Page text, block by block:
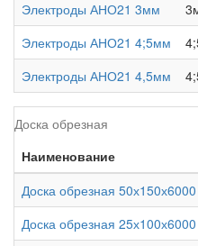
Электроды АНО21 3мм
Электроды АНО21 4;5мм
Электроды АНО21 4,5мм
Доска обрезная
Наименование
Доска обрезная 50х150х6000
Доска обрезная 25х100х6000